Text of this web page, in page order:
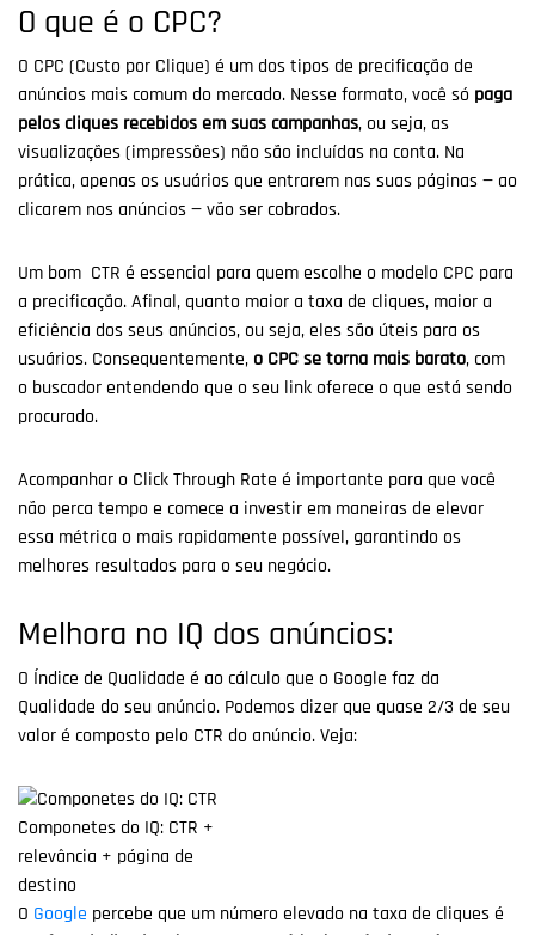
O que é o CPC?
O CPC (Custo por Clique) é um dos tipos de precificação de
anúncios mais comum do mercado. Nesse formato, você só paga
pelos cliques recebidos em suas campanhas, ou seja, as
visualizações (impressões) não são incluídas na conta. Na
prática, apenas os usuários que entrarem nas suas páginas — ao
clicarem nos anúncios — vão ser cobrados.
Um bom CTR é essencial para quem escolhe o modelo CPC para
a precificação. Afinal, quanto maior a taxa de cliques, maior a
eficiência dos seus anúncios, ou seja, eles são úteis para os
usuários. Consequentemente, o CPC se torna mais barato, com
o buscador entendendo que o seu link oferece o que está sendo
procurado.
Acompanhar o Click Through Rate é importante para que você
não perca tempo e comece a investir em maneiras de elevar
essa métrica o mais rapidamente possível, garantindo os
melhores resultados para o seu negócio.
Melhora no IQ dos anúncios:
O Índice de Qualidade é ao cálculo que o Google faz da
Qualidade do seu anúncio. Podemos dizer que quase 2/3 de seu
valor é composto pelo CTR do anúncio. Veja:
Componetes do IQ: CTR +
relevância + página de
destino
O Google percebe que um número elevado na taxa de cliques é